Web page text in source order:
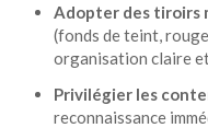
Adopter des tiroirs
(fonds de teint,
organisation claire
Privilégier les
reconnaissance